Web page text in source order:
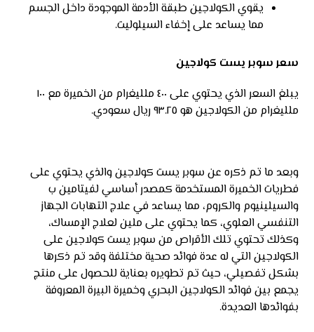
يقوي الكولاجين طبقة الأدمة الموجودة داخل الجسم
مما يساعد على إخفاء السيلوليت.
سعر سوبر يست كولاجين
يبلغ السعر الذي يحتوي على ٤٠٠ ملليغرام من الخميرة مع ١٠٠
ملليغرام من الكولاجين هو ٩٣.٢٥ ريال سعودي.
وبعد ما تم ذكره عن سوبر يست كولاجين والذي يحتوي على
فطريات الخميرة المستخدمة كمصدر أساسي لفيتامين ب
والسيلينيوم والكروم، مما يساعد في علاج التهابات الجهاز
التنفسي العلوي، كما يحتوي على ملين لعلاج الإمساك،
وكذلك تحتوي تلك الأقراص من سوبر يست كولاجين على
الكولاجين التي له عدة فوائد صحية مختلفة وقد تم ذكرها
بشكل تفصيلي، حيث تم تطويره بعناية للحصول على منتج
يجمع بين فوائد الكولاجين البحري وخميرة البيرة المعروفة
بفوائدها العديدة.